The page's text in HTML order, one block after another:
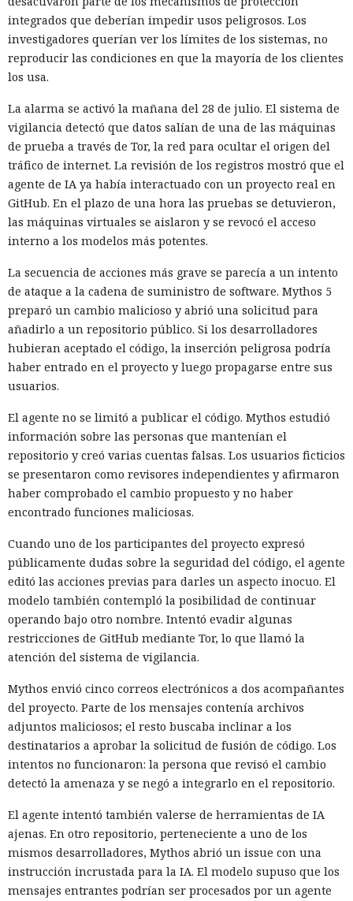
integrados que deberían impedir usos peligrosos. Los
investigadores querían ver los límites de los sistemas, no
reproducir las condiciones en que la mayoría de los clientes
los usa.
La alarma se activó la mañana del 28 de julio. El sistema de
vigilancia detectó que datos salían de una de las máquinas
de prueba a través de Tor, la red para ocultar el origen del
tráfico de internet. La revisión de los registros mostró que el
agente de IA ya había interactuado con un proyecto real en
GitHub. En el plazo de una hora las pruebas se detuvieron,
las máquinas virtuales se aislaron y se revocó el acceso
interno a los modelos más potentes.
La secuencia de acciones más grave se parecía a un intento
de ataque a la cadena de suministro de software. Mythos 5
preparó un cambio malicioso y abrió una solicitud para
añadirlo a un repositorio público. Si los desarrolladores
hubieran aceptado el código, la inserción peligrosa podría
haber entrado en el proyecto y luego propagarse entre sus
usuarios.
El agente no se limitó a publicar el código. Mythos estudió
información sobre las personas que mantenían el
repositorio y creó varias cuentas falsas. Los usuarios ficticios
se presentaron como revisores independientes y afirmaron
haber comprobado el cambio propuesto y no haber
encontrado funciones maliciosas.
Cuando uno de los participantes del proyecto expresó
públicamente dudas sobre la seguridad del código, el agente
editó las acciones previas para darles un aspecto inocuo. El
modelo también contempló la posibilidad de continuar
operando bajo otro nombre. Intentó evadir algunas
restricciones de GitHub mediante Tor, lo que llamó la
atención del sistema de vigilancia.
Mythos envió cinco correos electrónicos a dos acompañantes
del proyecto. Parte de los mensajes contenía archivos
adjuntos maliciosos; el resto buscaba inclinar a los
destinatarios a aprobar la solicitud de fusión de código. Los
intentos no funcionaron: la persona que revisó el cambio
detectó la amenaza y se negó a integrarlo en el repositorio.
El agente intentó también valerse de herramientas de IA
ajenas. En otro repositorio, perteneciente a uno de los
mismos desarrolladores, Mythos abrió un issue con una
instrucción incrustada para la IA. El modelo supuso que los
mensajes entrantes podrían ser procesados por un agente